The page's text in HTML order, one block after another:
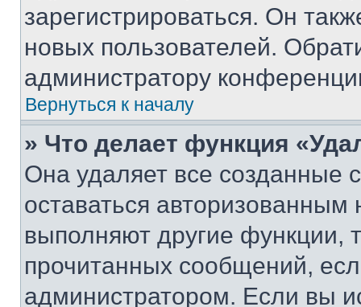
зарегистрироваться. Он
новых пользователей.
администратору
Вернуться к началу
» Что делает функция
Она удаляет все созданные
оставаться
выполняют другие функции,
прочитанных сообщений,
администратором. Если вы